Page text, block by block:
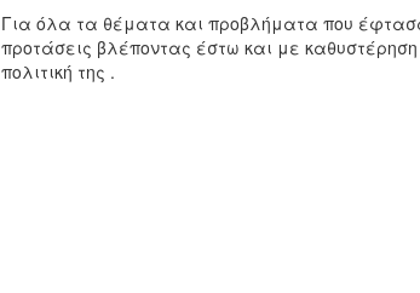
Για όλα τα θέματα και προβλήματα που
προτάσεις βλέποντας έστω και με
πολιτική της .